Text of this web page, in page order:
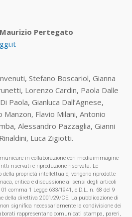
Maurizio Pertegato
Stefano Boscariol, Gianna
Lorenzo Cardin, Paola Dalle
Paola, Gianluca Dall’Agnese,
Flavio Milani, Antonio
Alessandro Pazzaglia, Gianni
Luca Zigiotti.
in collaborazione con mediaimmagine
riservati e riproduzione riservata. Le
proprietà intellettuale, vengono riprodotte
critica e discussione ai sensi degli articoli
comma 1 Legge 633/1941, e D.L. n. 68 del 9
della direttiva 2001/29/CE. La pubblicazione di
significa necessariamente la condivisione dei
rappresentano comunicati stampa, pareri,